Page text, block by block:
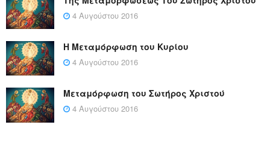
4 Αυγούστου 2016
Η Μεταμόρφωση του Κυρίου
4 Αυγούστου 2016
Μεταμόρφωση του Σωτήρος Χριστού
4 Αυγούστου 2016